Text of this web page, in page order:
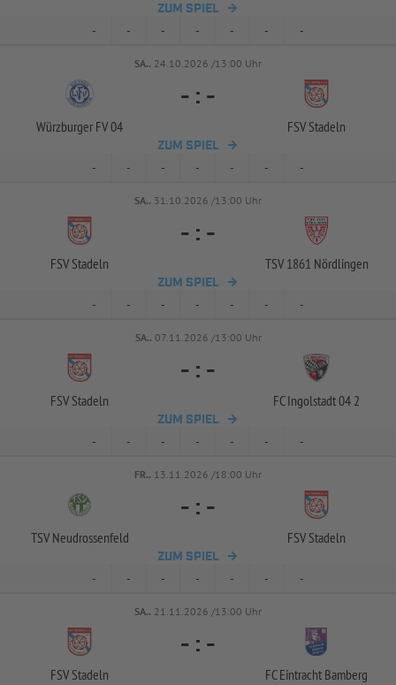
ZUM SPIEL
- - - - - - -
SA.. 24.10.2026 /13:00 Uhr
Würzburger FV 04
- : -
FSV Stadeln
ZUM SPIEL
- - - - - - -
SA.. 31.10.2026 /13:00 Uhr
FSV Stadeln
- : -
TSV 1861 Nördlingen
ZUM SPIEL
- - - - - - -
SA.. 07.11.2026 /13:00 Uhr
FSV Stadeln
- : -
FC Ingolstadt 04 2
ZUM SPIEL
- - - - - - -
FR.. 13.11.2026 /18:00 Uhr
TSV Neudrossenfeld
- : -
FSV Stadeln
ZUM SPIEL
- - - - - - -
SA.. 21.11.2026 /13:00 Uhr
FSV Stadeln
- : -
FC Eintracht Bamberg